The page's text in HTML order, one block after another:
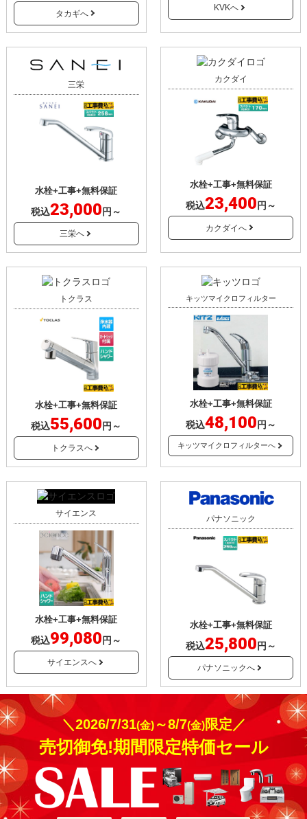
タカギへ
KVKへ
三栄
水栓+工事+無料保証
税込23,000 円～
三栄へ
カクダイ
水栓+工事+無料保証
税込23,400 円～
カクダイへ
トクラス
水栓+工事+無料保証
税込55,600 円～
トクラスへ
キッツマイクロフィルター
水栓+工事+無料保証
税込48,100 円～
キッツマイクロフィルターへ
サイエンス
水栓+工事+無料保証
税込99,080 円～
サイエンスへ
パナソニック
水栓+工事+無料保証
税込25,800 円～
パナソニックへ
＼2026/7/31(金)～8/7(金)限定／
売切御免!期間限定特価セール